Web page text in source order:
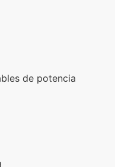
de potencia